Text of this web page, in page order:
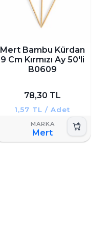
Mert Bambu Kürdan
9 Cm Kırmızı Ay 50'li
B0609
78,30 TL
1,57 TL / Adet
Mert